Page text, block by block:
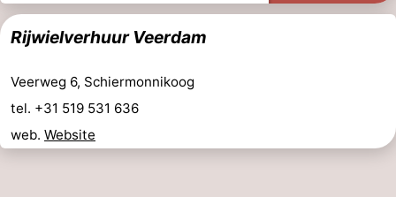
Rijwielverhuur Veerdam
Veerweg 6, Schiermonnikoog
tel. +31 519 531 636
web. Website